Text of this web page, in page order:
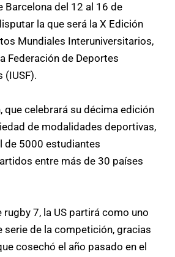
Barcelona del 12 al 16 de
la que será la X Edición
Mundiales Interuniversitarios,
Federación de Deportes
(IUSF).
que celebrará su décima edición
de modalidades deportivas,
de 5000 estudiantes
entre más de 30 países
rugby 7, la US partirá como uno
serie de la competición, gracias
cosechó el año pasado en el